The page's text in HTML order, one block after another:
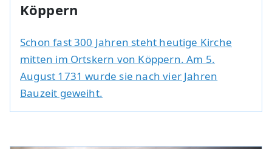
Köppern
Schon fast 300 Jahren steht heutige Kirche
mitten im Ortskern von Köppern. Am 5.
August 1731 wurde sie nach vier Jahren
Bauzeit geweiht.